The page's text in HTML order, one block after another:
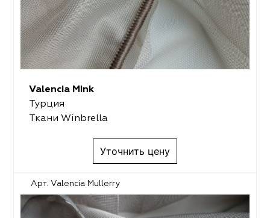
Valencia Mink
Турция
Ткани Winbrella
Уточнить цену
Арт. Valencia Mullerry